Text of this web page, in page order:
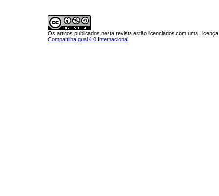
Os artigos publicados nesta revista estão licenciados com uma Licença
CompartilhaIgual 4.0 Internacional